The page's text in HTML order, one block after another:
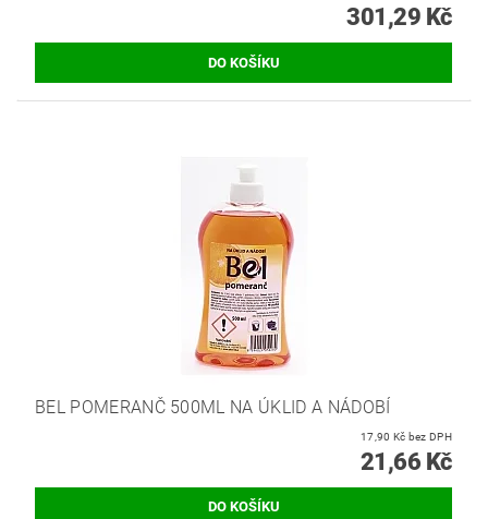
301,29 Kč
BEL POMERANČ 500ML NA ÚKLID A NÁDOBÍ
17,90 Kč bez DPH
21,66 Kč